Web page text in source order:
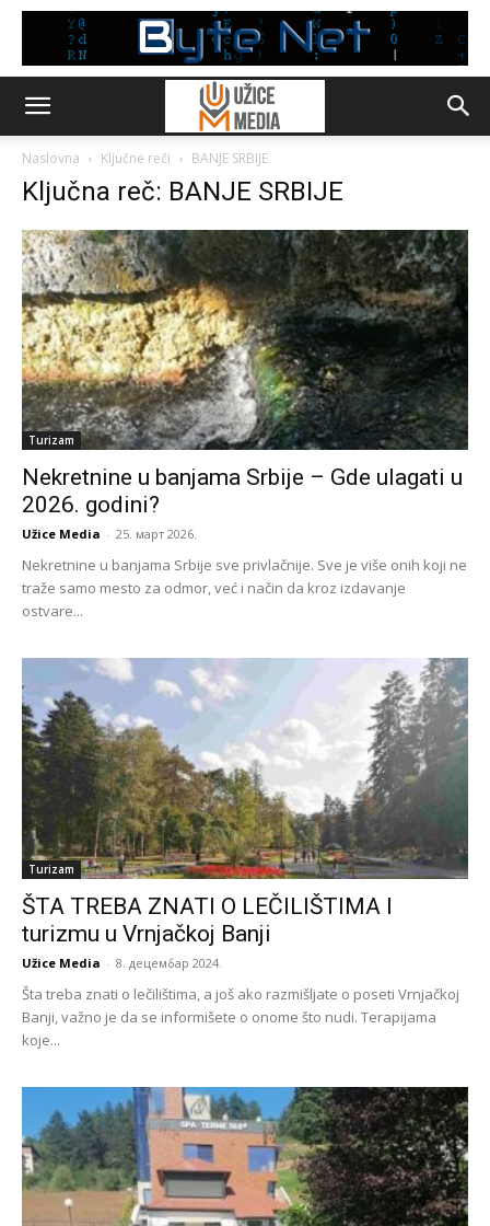
Naslovna Ključne reči BANJE SRBIJE
Ključna reč: BANJE SRBIJE
Turizam
Nekretnine u banjama Srbije – Gde ulagati u
2026. godini?
Užice Media - 25. март 2026.
Nekretnine u banjama Srbije sve privlačnije. Sve je više onih koji ne
traže samo mesto za odmor, već i način da kroz izdavanje
ostvare...
Turizam
ŠTA TREBA ZNATI O LEČILIŠTIMA I
turizmu u Vrnjačkoj Banji
Užice Media - 8. децембар 2024.
Šta treba znati o lečilištima, a još ako razmišljate o poseti Vrnjačkoj
Banji, važno je da se informišete o onome što nudi. Terapijama
koje...